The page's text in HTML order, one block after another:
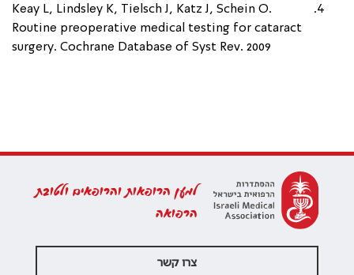
Keay L, Lindsley K, Tielsch J, Katz J, Schein O.
Routine preoperative medical testing for cataract
surgery. Cochrane Database of Syst Rev. 2009
למען הרופאות והרופאים ולטובת
הרפואה
צרו קשר